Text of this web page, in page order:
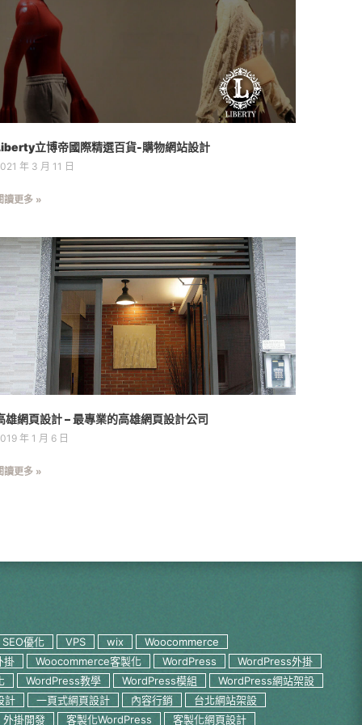
立博帝國際精選百貨-購物網站設計
年 3 月 11 日
讀更多 »
雄網頁設計 – 最專業的高雄網頁設計公司
年 1 月 6 日
讀更多 »
SEO優化 VPS wix
Woocommerce
掛
Woocommerce客製化 WordPress
WordPress外掛
WordPress教學 WordPress模組
WordPress網站架設
計
一頁式網頁設計 內容行銷
台北網站架設
外掛開發
客製化WordPress 客製化網頁設計